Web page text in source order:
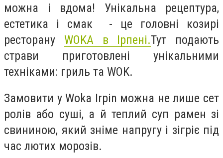
можна і вдома! Унікальна рецептура,
естетика і смак - це головні козирі
ресторану WOKA в Ірпені.Тут подають
страви приготовлені унікальними
техніками: гриль та WOK.
Замовити у Woka Irpin можна не лише сет
ролів або суші, а й теплий суп рамен зі
свининою, який зніме напругу і зігріє під
час лютих морозів.